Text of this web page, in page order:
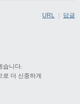
습니다.
더 신중하게
URL 답글